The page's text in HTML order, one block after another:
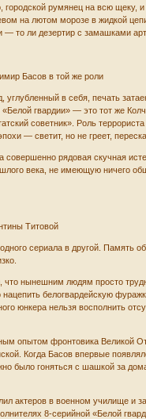
румянец на всю щеку,
на лютом морозе в жидкой
то ли дезертир с замашками
Басов в той же роли
углубленный в себя, печать
гвардии» — это тот же
советник». Роль
— светит, но не греет,
рядовая скучная
века, не имеющую ничего
Титовой
сериала в другой.
нынешним людям просто
белогвардейскую
юнкера нельзя восполнить
опытом фронтовика Великой
Когда Басов впервые
было гоняться с шашкой за
актеров в военном училище и
8-серийной «Белой